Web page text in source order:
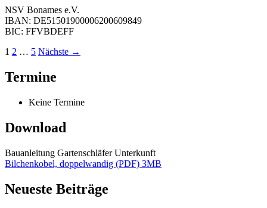
NSV Bonames e.V.
IBAN: DE51501900006200609849
BIC: FFVBDEFF
Beitragsnavigation
1 2 … 5 Nächste →
Termine
Keine Termine
Download
Bauanleitung Gartenschläfer Unterkunft
Bilchenkobel, doppelwandig (PDF) 3MB
Neueste Beiträge